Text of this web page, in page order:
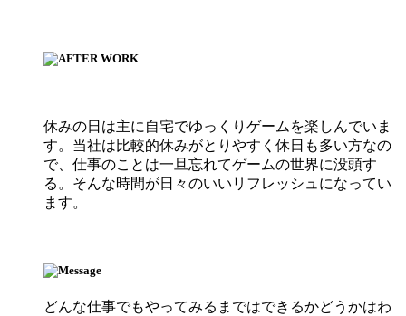
休みの日は主に自宅でゆっくりゲームを楽しんでいま
す。当社は比較的休みがとりやすく休日も多い方なの
で、仕事のことは一旦忘れてゲームの世界に没頭す
る。そんな時間が日々のいいリフレッシュになってい
ます。
どんな仕事でもやってみるまではできるかどうかはわ